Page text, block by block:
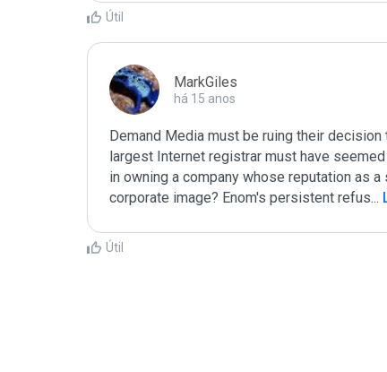
Útil
MarkGiles
há 15 anos
Demand Media must be ruing their
largest Internet registrar must have
in owning a company whose reputation as
corporate image? Enom's persistent refus...
Útil